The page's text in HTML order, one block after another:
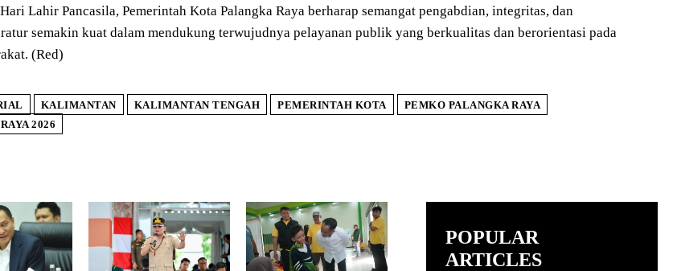
Lahir Pancasila, Pemerintah Kota Palangka Raya berharap semangat pengabdian, integritas, dan
semakin kuat dalam mendukung terwujudnya pelayanan publik yang berkualitas dan berorientasi pada
(Red)
KALIMANTAN KALIMANTAN TENGAH PEMERINTAH KOTA
PEMKO PALANGKA RAYA
2026
POPULAR
ARTICLES